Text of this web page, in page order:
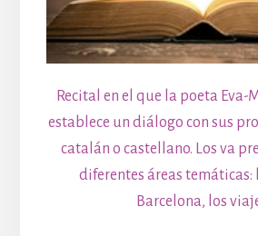
Recital en el que la poeta Eva-
establece un diálogo con sus
catalán o castellano. Los va
diferentes áreas temáticas:
Barcelona, los